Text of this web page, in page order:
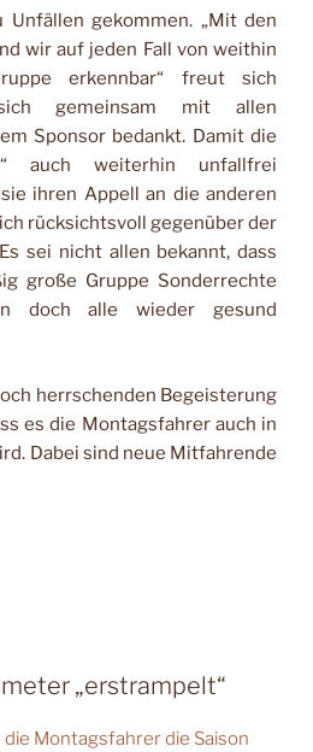
Unfällen gekommen. „Mit den
wir auf jeden Fall von weithin
erkennbar“ freut sich
gemeinsam mit allen
Sponsor bedankt. Damit die
auch weiterhin unfallfrei
ihren Appell an die anderen
rücksichtsvoll gegenüber der
sei nicht allen bekannt, dass
große Gruppe Sonderrechte
doch alle wieder gesund
herrschenden Begeisterung
es die Montagsfahrer auch in
Dabei sind neue Mitfahrende
„erstrampelt“
Montagsfahrer die Saison